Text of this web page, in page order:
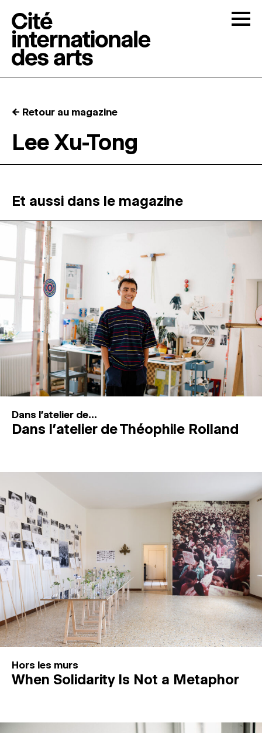
RÉSIDENCES ↓
ATELIERS OUVERTS
PROGRAMMATION
MAGAZINE
ESPACES DE PRATIQUE ARTISTIQUE ↓
Recherche
Connexion
← Retour au magazine
Lee Xu-Tong
Et aussi dans le magazine
Dans l'atelier de...
Dans l’atelier de Théophile Rolland
Hors les murs
When Solidarity Is Not a Metaphor